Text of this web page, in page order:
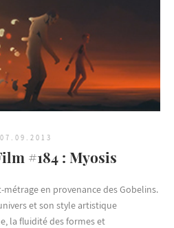
07.09.2013
#184 : Myosis
en provenance des Gobelins.
et son style artistique
la fluidité des formes et